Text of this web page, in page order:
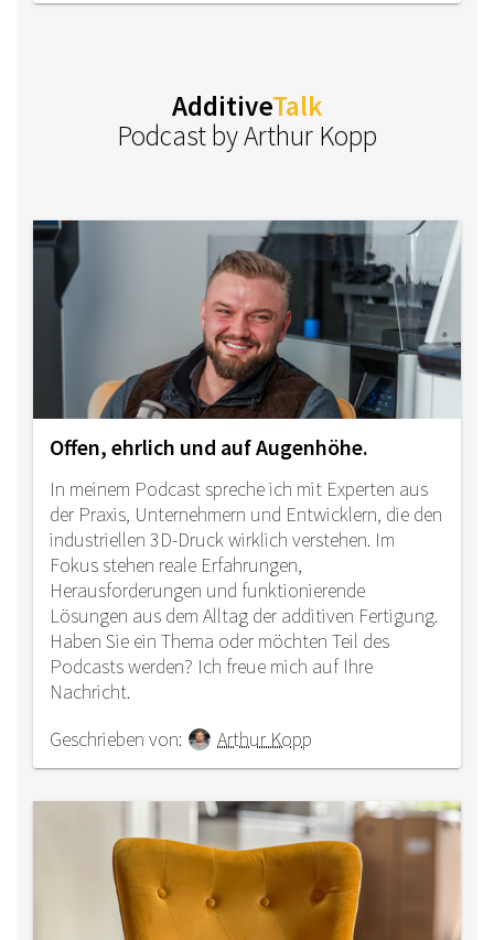
AdditiveTalk
Podcast by Arthur Kopp
Offen, ehrlich und auf Augenhöhe.
In meinem Podcast spreche ich mit Experten aus
der Praxis, Unternehmern und Entwicklern, die den
industriellen 3D-Druck wirklich verstehen. Im
Fokus stehen reale Erfahrungen,
Herausforderungen und funktionierende
Lösungen aus dem Alltag der additiven Fertigung.
Haben Sie ein Thema oder möchten Teil des
Podcasts werden? Ich freue mich auf Ihre
Nachricht.
Geschrieben von:
Arthur Kopp